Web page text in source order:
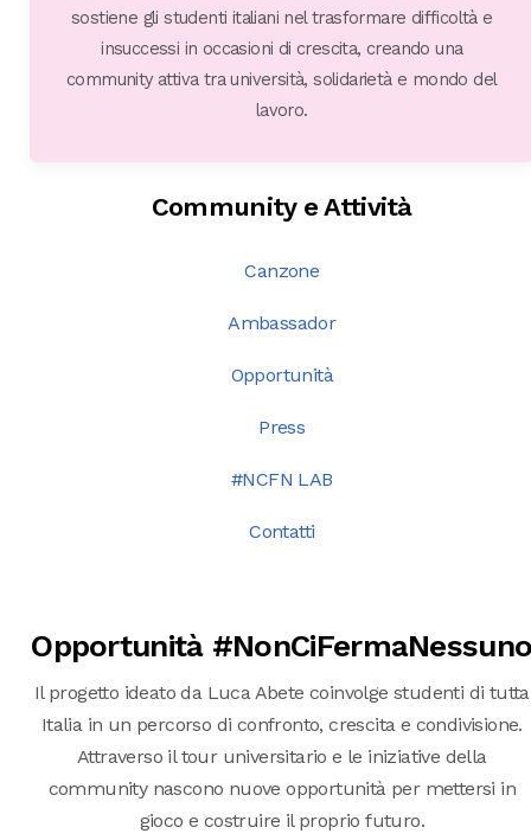
sostiene gli studenti italiani nel trasformare difficoltà e
insuccessi in occasioni di crescita, creando una
community attiva tra università, solidarietà e mondo del
lavoro.
Community e Attività
Canzone
Ambassador
Opportunità
Press
#NCFN LAB
Contatti
Opportunità
Il progetto ideato da Luca Abete coinvolge studenti di tutta
Italia in un percorso di confronto, crescita e condivisione.
Attraverso il tour universitario e le iniziative della
community nascono nuove opportunità per mettersi in
gioco e costruire il proprio futuro.